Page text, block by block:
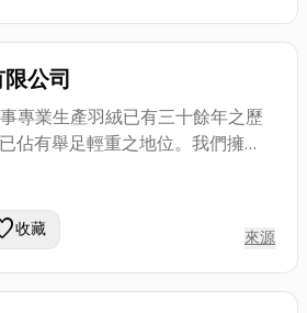
公司
專業生產羽絨已有三十餘年之歷
佔有舉足輕重之地位。我們擁有
及最專業的生產人才,再加上不繼
收藏 來源